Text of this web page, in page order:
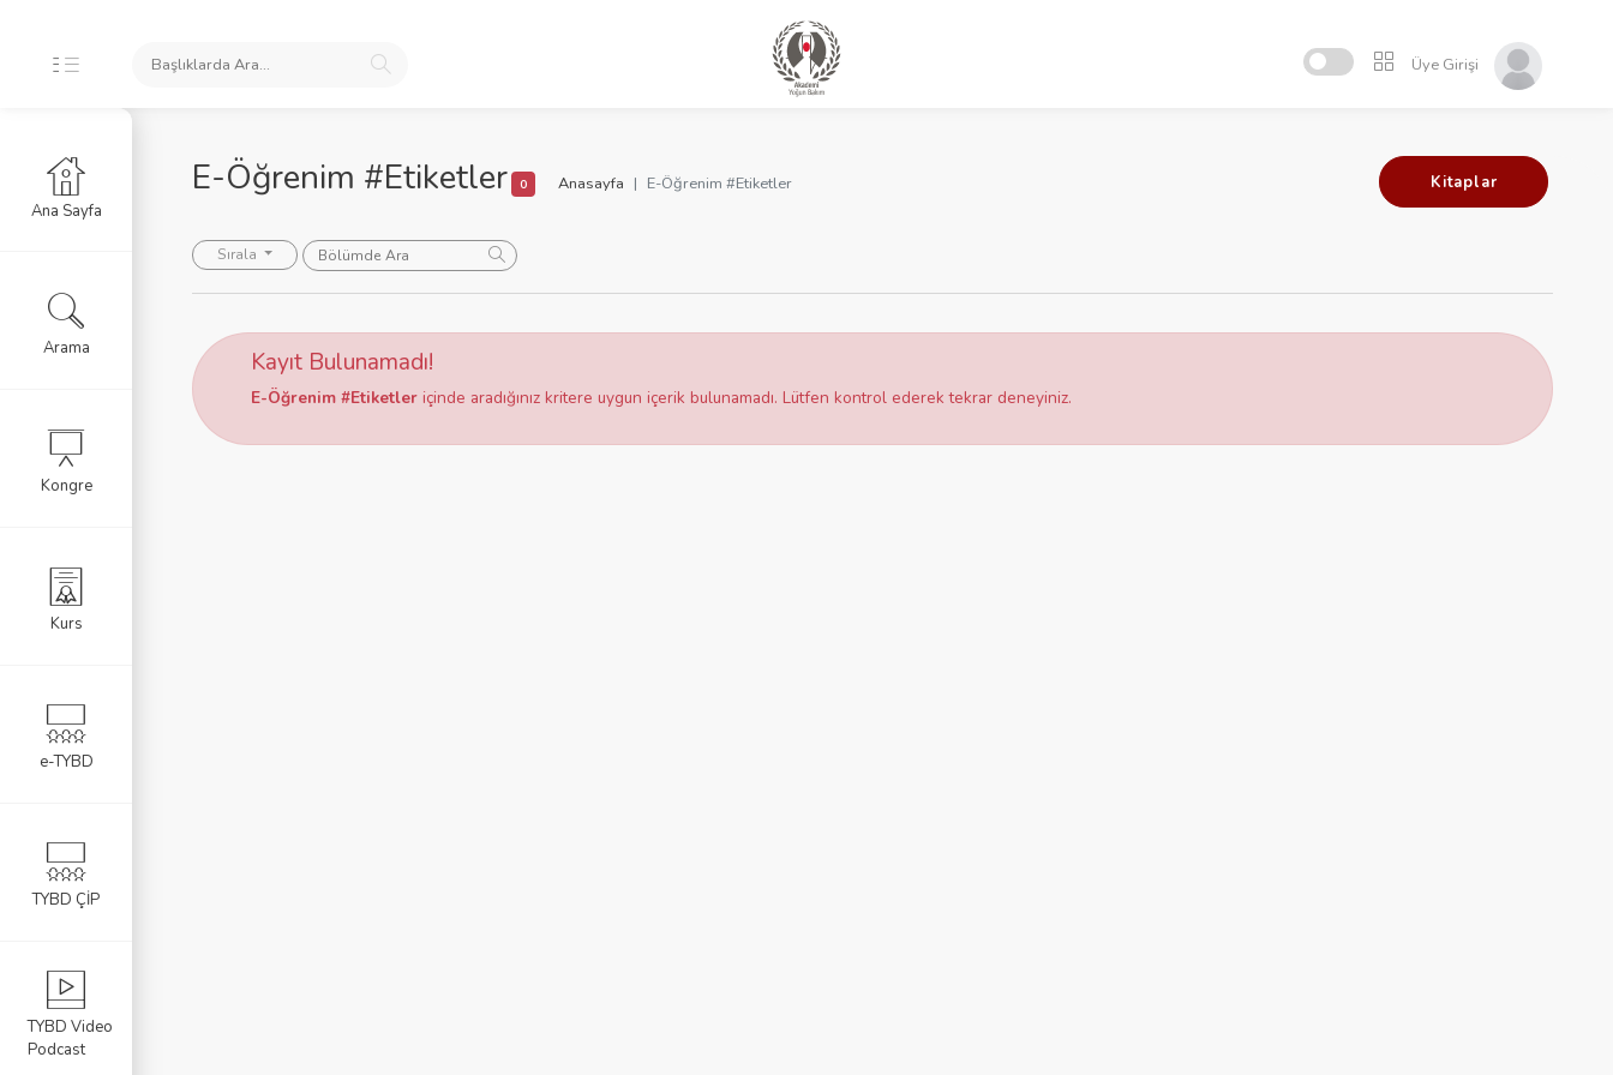
Üye Girişi
E-Öğrenim #Etiketler 0 Kitaplar
Anasayfa E-Öğrenim #Etiketler
Sırala
Kayıt Bulunamadı!
E-Öğrenim #Etiketler içinde aradığınız kritere uygun içerik bulunamadı. Lütfen kontrol ederek tekrar deneyiniz.
Ana Sayfa
Arama
Kongre
Kurs
e-TYBD
TYBD ÇİP
TYBD Video
Podcast